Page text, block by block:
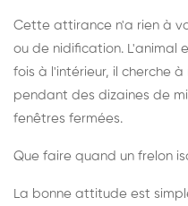
Cette attirance n'a rien à
ou de nidification. L'animal
fois à l'intérieur, il cherche
pendant des dizaines de
fenêtres fermées.
Que faire quand un frelon
La bonne attitude est